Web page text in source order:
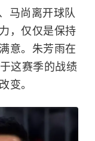
马尚离开球队
，仅仅是保持
意。朱芳雨在
这赛季的战绩
变。